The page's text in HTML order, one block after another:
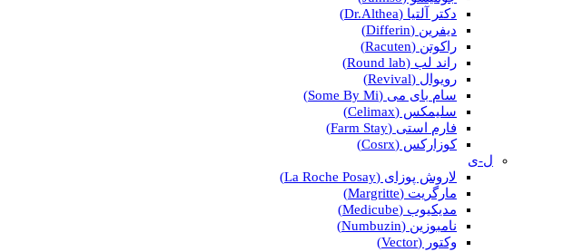
دکتر آلتیا (Dr.Althea)
دیفرین (Differin)
راکوتن (Racuten)
راند لب (Round lab)
رویوال (Revival)
سام بای می (Some By Mi)
سلیمکس (Celimax)
فارم استی (Farm Stay)
کوزارکس (Cosrx)
ل-ی
لاروش پوزای (La Roche Posay)
مارگریت (Margritte)
مدیکیوب (Medicube)
نامبوزین (Numbuzin)
وکتور (Vector)